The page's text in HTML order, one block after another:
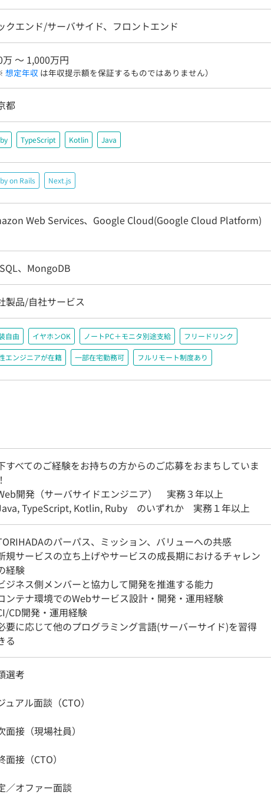
クエンド/サーバサイド、フロントエンド
万 〜 1,000万円
想定年収 は年収提示額を保証するものではありません）
都
TypeScript Kotlin Java
on Rails Next.js
Web Services、Google Cloud(Google Cloud Platform)
、MongoDB
製品/自社サービス
自由 イヤホンOK ノートPC＋モニタ別途支給 フリードリンク
エンジニアが在籍 一部在宅勤務可 フルリモート制度あり
すべてのご経験をお持ちの方からのご応募をおまちしていま
開発（サーバサイドエンジニア） 実務３年以上
TypeScript, Kotlin, Ruby のいずれか 実務１年以上
のパーパス、ミッション、バリューへの共感
規サービスの立ち上げやサービスの成長期におけるチャレン
経験
ジネス側メンバーと協力して開発を推進する能力
ンテナ環境でのWebサービス設計・開発・運用経験
CD開発・運用経験
要に応じて他のプログラミング言語(サーバーサイド)を習得
る
選考
ュアル面談（CTO）
面接（現場社員）
面接（CTO）
／オファー面談